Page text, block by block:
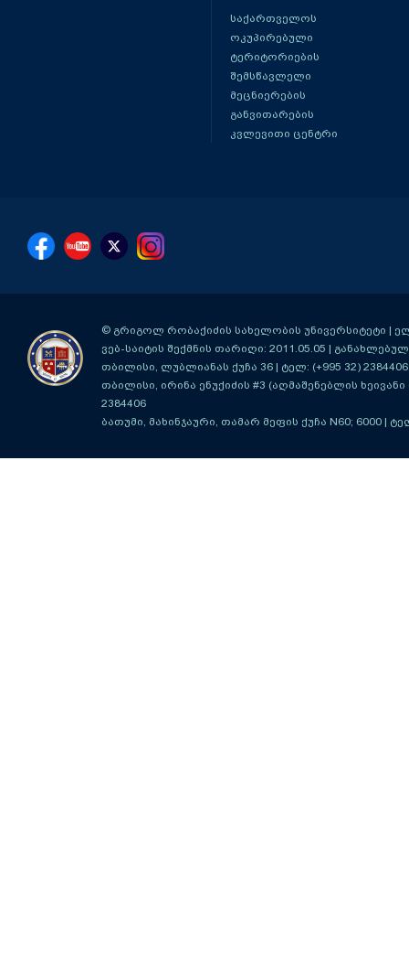
საქართველოს
ოკუპირებული
ტერიტორიების
შემსწავლელი
მეცნიერების
განვითარების
კვლევითი ცენტრი
© გრიგოლ რობაქიძის სახელობის უნივერსიტეტი |
ვებ-საიტის შექმნის თარიღი: 2011.05.05 |
თბილისი, ლუბლიანას ქუჩა 36 | ტელ: (+995 32)
თბილისი, ირინა ენუქიძის #3 (აღმაშენებლის ხეივანი
2384406
ბათუმი, მახინჯაური, თამარ მეფის ქუჩა N60; 6000 |